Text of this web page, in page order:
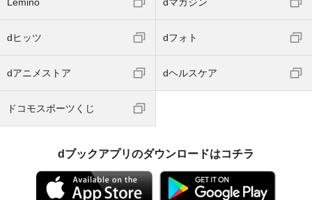
dヒッツ dフォト
dアニメストア dヘルスケア
ドコモスポーツくじ
dブックアプリのダウンロードはコチラ